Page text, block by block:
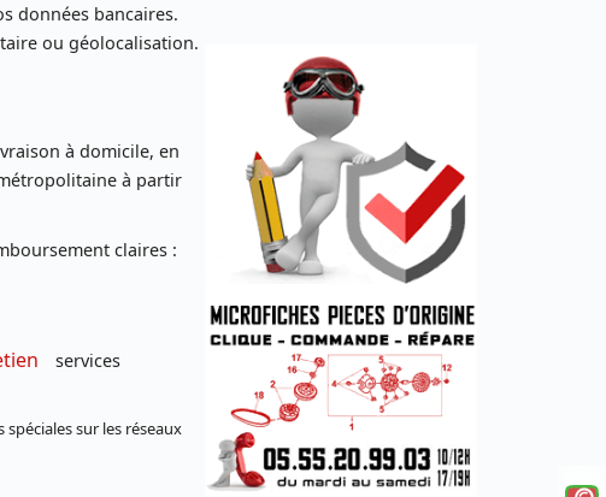
données bancaires.
ou géolocalisation.
à domicile, en
à partir
claires :
services
sur les réseaux